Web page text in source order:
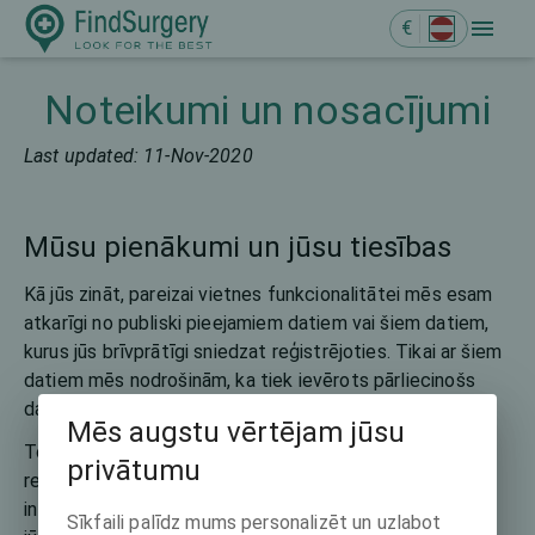
€
Noteikumi un nosacījumi
Last updated: 11-Nov-2020
Mūsu pienākumi un jūsu tiesības
Kā jūs zināt, pareizai vietnes funkcionalitātei mēs esam
atkarīgi no publiski pieejamiem datiem vai šiem datiem,
kurus jūs brīvprātīgi sniedzat reģistrējoties. Tikai ar šiem
datiem mēs nodrošinām, ka tiek ievērots pārliecinošs
datu kvalitātes līmenis.
Tomēr var rasties novecojusi informācija vai novirzes no
reālās pasaules datiem. Ja pamanāt nepareizu
informāciju vai formulējumu vai uzskatāt, ka dati pārkāpj
Mēs augstu vērtējam jūsu
privātumu
Sīkfaili palīdz mums personalizēt un uzlabot